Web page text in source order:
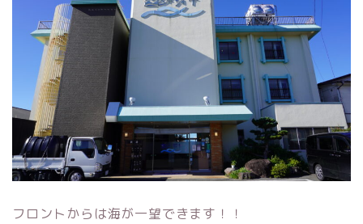
フロントからは海が一望できます！！